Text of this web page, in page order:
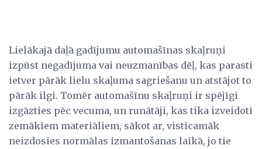
Lielākajā daļā gadījumu automašīnas skaļruņi
izpūst negadījuma vai neuzmanības dēļ, kas parasti
ietver pārāk lielu skaļuma sagriešanu un atstājot to
pārāk ilgi. Tomēr automašīnu skaļruņi ir spējīgi
izgāzties pēc vecuma, un runātāji, kas tika izveidoti
zemākiem materiāliem, sākot ar, visticamāk
neizdosies normālas izmantošanas laikā, jo tie